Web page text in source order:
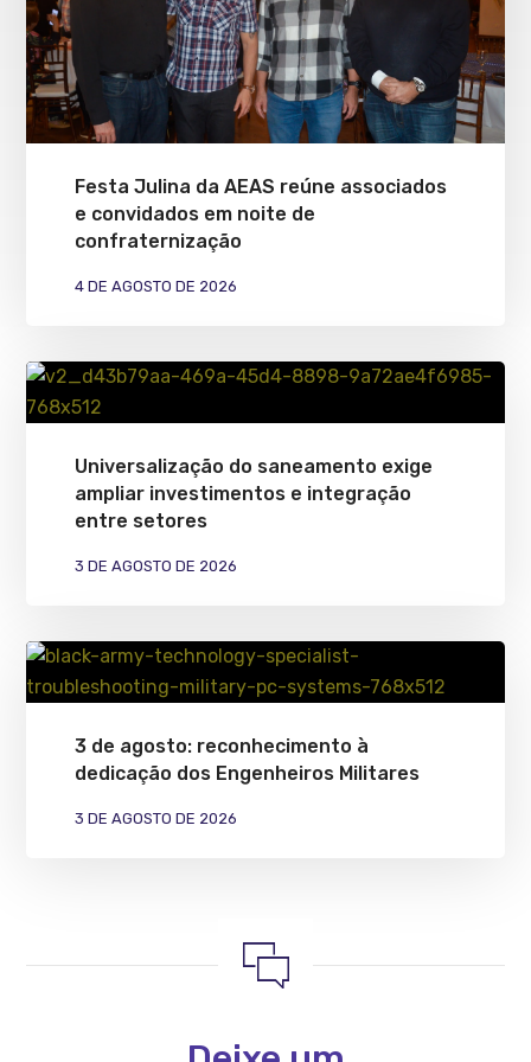
Festa Julina da AEAS reúne associados
e convidados em noite de
confraternização
4 DE AGOSTO DE 2026
Universalização do saneamento exige
ampliar investimentos e integração
entre setores
3 DE AGOSTO DE 2026
3 de agosto: reconhecimento à
dedicação dos Engenheiros Militares
3 DE AGOSTO DE 2026